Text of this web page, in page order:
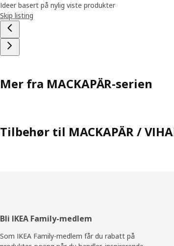
Ideer basert på nylig viste produkter
Skip listing
Mer fra MACKAPÄR-serien
Tilbehør til MACKAPÄR /
Bunntekst
Bli IKEA Family-medlem
Som IKEA Family-medlem får du rabatt på